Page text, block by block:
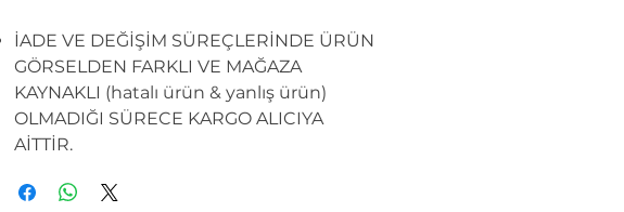
İADE VE DEĞİŞİM SÜREÇLERİNDE ÜRÜN
GÖRSELDEN FARKLI VE MAĞAZA
KAYNAKLI (hatalı ürün & yanlış ürün)
OLMADIĞI SÜRECE KARGO ALICIYA
AİTTİR.